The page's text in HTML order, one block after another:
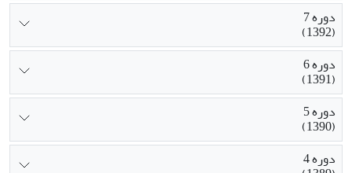
دوره 7
(1392)
دوره 6
(1391)
دوره 5
(1390)
دوره 4